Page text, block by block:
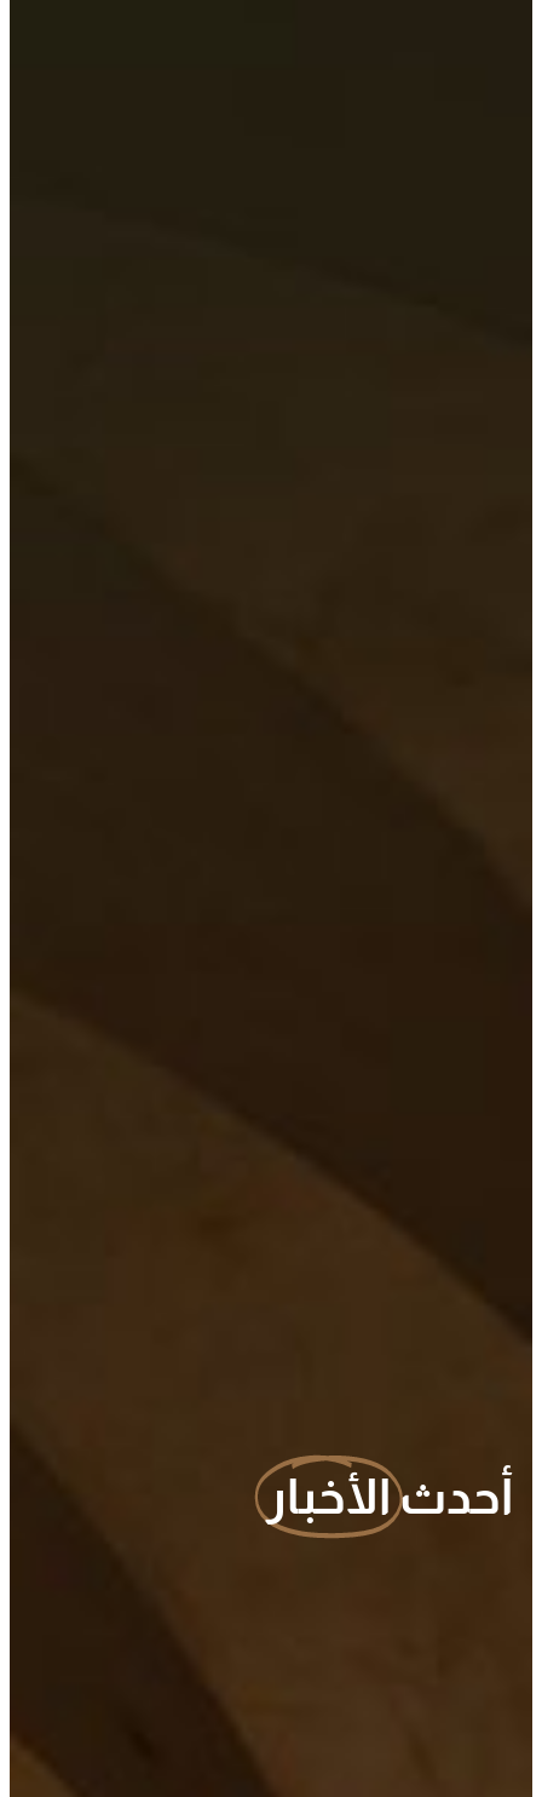
أحدث الأخبار